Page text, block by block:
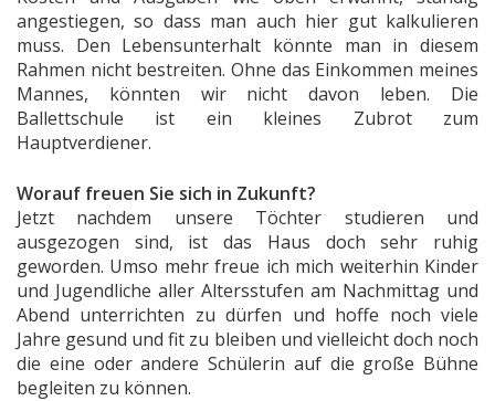
angestiegen, so dass man auch hier gut kalkulieren
muss. Den Lebensunterhalt könnte man in diesem
Rahmen nicht bestreiten. Ohne das Einkommen meines
Mannes, könnten wir nicht davon leben. Die
Ballettschule ist ein kleines Zubrot zum
Hauptverdiener.
Worauf freuen Sie sich in Zukunft?
Jetzt nachdem unsere Töchter studieren und
ausgezogen sind, ist das Haus doch sehr ruhig
geworden. Umso mehr freue ich mich weiterhin Kinder
und Jugendliche aller Altersstufen am Nachmittag und
Abend unterrichten zu dürfen und hoffe noch viele
Jahre gesund und fit zu bleiben und vielleicht doch noch
die eine oder andere Schülerin auf die große Bühne
begleiten zu können.